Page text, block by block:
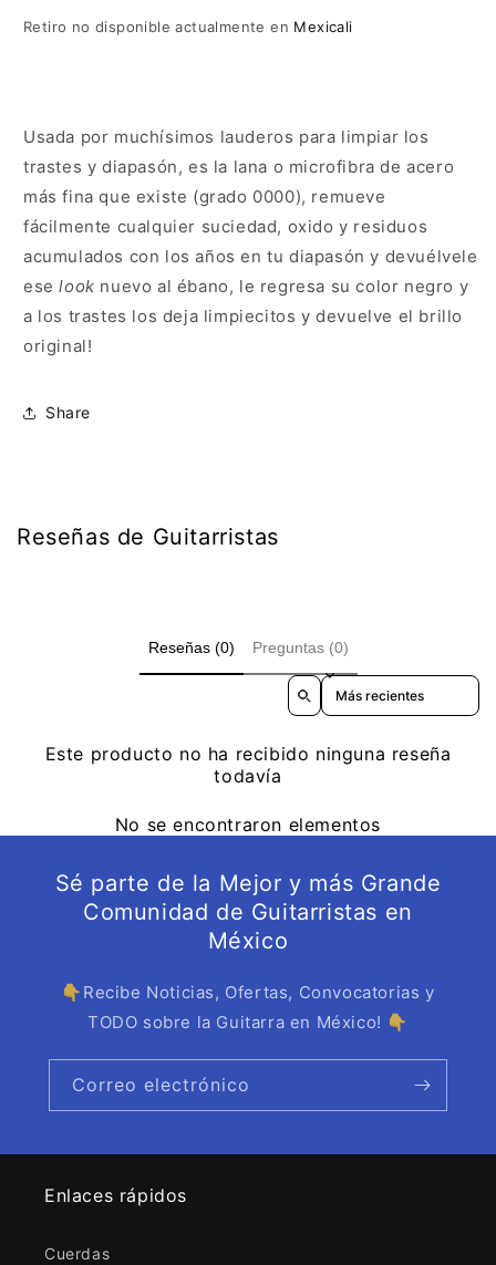
Retiro no disponible actualmente en Mexicali
Usada por muchísimos lauderos para limpiar los
trastes y diapasón, es la lana o microfibra de acero
más fina que existe (grado 0000), remueve
fácilmente cualquier suciedad, oxido y residuos
acumulados con los años en tu diapasón y devuélvele
eselook nuevo al ébano, le regresa su color negro y
a los trastes los deja limpiecitos y devuelve el brillo
original!
Share
Reseñas de Guitarristas
Reseñas (0) Preguntas (0)
Sort reviews by
Este producto no ha recibido ninguna reseña
todavía
No se encontraron elementos
Sé parte de la Mejor y más Grande
Comunidad de Guitarristas en
México
👇Recibe Noticias, Ofertas, Convocatorias y
TODO sobre la Guitarra en México! 👇
Correo electrónico
Enlaces rápidos
Cuerdas